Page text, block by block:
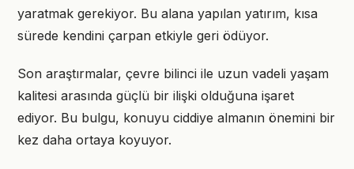
yaratmak gerekiyor. Bu alana yapılan yatırım, kısa
sürede kendini çarpan etkiyle geri ödüyor.
Son araştırmalar, çevre bilinci ile uzun vadeli yaşam
kalitesi arasında güçlü bir ilişki olduğuna işaret
ediyor. Bu bulgu, konuyu ciddiye almanın önemini bir
kez daha ortaya koyuyor.